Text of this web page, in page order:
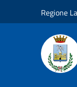
Regione